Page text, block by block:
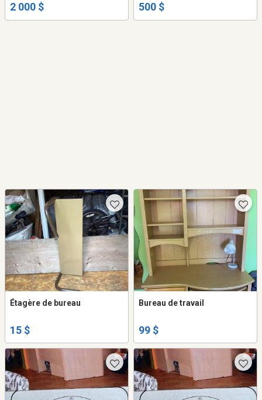
2 000 $
travaillé
500 $
Étagère de bureau
15 $
Bureau de travail
99 $